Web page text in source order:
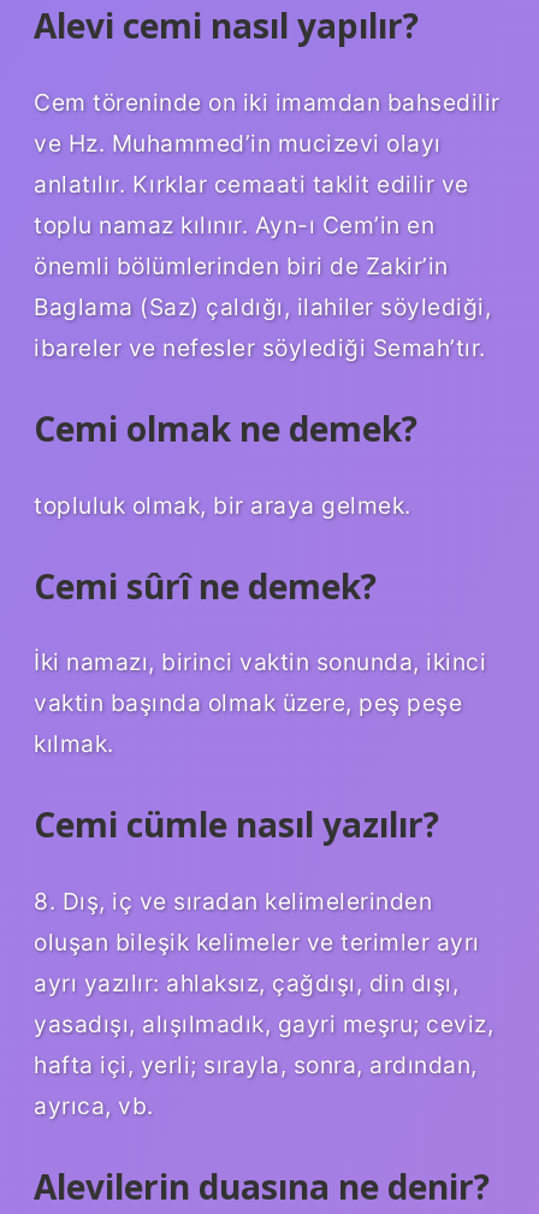
Alevi cemi nasıl yapılır?
Cem töreninde on iki imamdan bahsedilir
ve Hz. Muhammed’in mucizevi olayı
anlatılır. Kırklar cemaati taklit edilir ve
toplu namaz kılınır. Ayn-ı Cem’in en
önemli bölümlerinden biri de Zakir’in
Baglama (Saz) çaldığı, ilahiler söylediği,
ibareler ve nefesler söylediği Semah’tır.
Cemi olmak ne demek?
topluluk olmak, bir araya gelmek.
Cemi sûrî ne demek?
İki namazı, birinci vaktin sonunda, ikinci
vaktin başında olmak üzere, peş peşe
kılmak.
Cemi cümle nasıl yazılır?
8. Dış, iç ve sıradan kelimelerinden
oluşan bileşik kelimeler ve terimler ayrı
ayrı yazılır: ahlaksız, çağdışı, din dışı,
yasadışı, alışılmadık, gayri meşru; ceviz,
hafta içi, yerli; sırayla, sonra, ardından,
ayrıca, vb.
Alevilerin duasına ne denir?